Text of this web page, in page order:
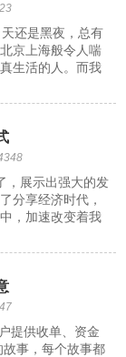
还是黑夜，总有
京上海般令人喘
生活的人。而我
，展示出强大的发
分享经济时代，
，加速改变着我
提供收单、资金
事，每个故事都